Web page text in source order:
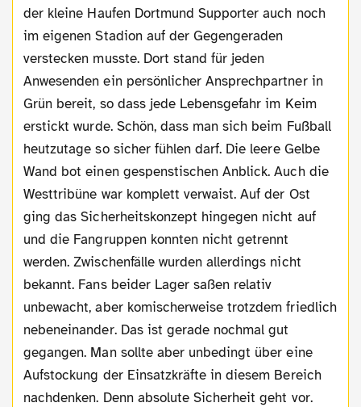
der kleine Haufen Dortmund Supporter auch noch
im eigenen Stadion auf der Gegengeraden
verstecken musste. Dort stand für jeden
Anwesenden ein persönlicher Ansprechpartner in
Grün bereit, so dass jede Lebensgefahr im Keim
erstickt wurde. Schön, dass man sich beim Fußball
heutzutage so sicher fühlen darf. Die leere Gelbe
Wand bot einen gespenstischen Anblick. Auch die
Westtribüne war komplett verwaist. Auf der Ost
ging das Sicherheitskonzept hingegen nicht auf
und die Fangruppen konnten nicht getrennt
werden. Zwischenfälle wurden allerdings nicht
bekannt. Fans beider Lager saßen relativ
unbewacht, aber komischerweise trotzdem friedlich
nebeneinander. Das ist gerade nochmal gut
gegangen. Man sollte aber unbedingt über eine
Aufstockung der Einsatzkräfte in diesem Bereich
nachdenken. Denn absolute Sicherheit geht vor.